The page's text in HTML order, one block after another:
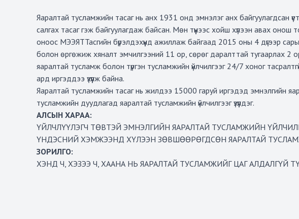
Яаралтай тусламжийн тасаг нь анх 1931 онд эмнэлэг анх байгуулагдсан
салгах тасаг гэж байгуулагдаж байсан. Мөн түүнээс хойш хүлээн авах
оноос МЭЭЯТТасгийн бүрэлдэхүүнд ажиллаж байгаад 2015 оны 4 дүгээр
болон өргөжиж хяналт эмчилгээний 11 ор, сөрөг даралттай тугаарлах 2
яаралтай тусламж болон түргэн тусламжийн үйлчилгээг 24/7 хоног
ард иргэддээ үзүүлж байна.
Яаралтай тусламжийн тасаг нь жилдээ 15000 гаруй иргэдэд эмнэлгийн
тусламжийн дуудлагад яаралтай тусламжийн үйлчилгээг үзүүлдэг.
АЛСЫН ХАРАА:
ҮЙЛЧЛҮҮЛЭГЧ ТӨВТЭЙ ЭМНЭЛГИЙН ЯАРАЛТАЙ ТУСЛАМЖИЙН
ҮНДЭСНИЙ ХЭМЖЭЭНД ХҮЛЭЭН ЗӨВШӨӨРӨГДСӨН ЯАРАЛТАЙ
ЗОРИЛГО:
ХЭНД Ч, ХЭЗЭЭ Ч, ХААНА НЬ ЯАРАЛТАЙ ТУСЛАМЖИЙГ ЦАГ АЛДАЛГҮЙ